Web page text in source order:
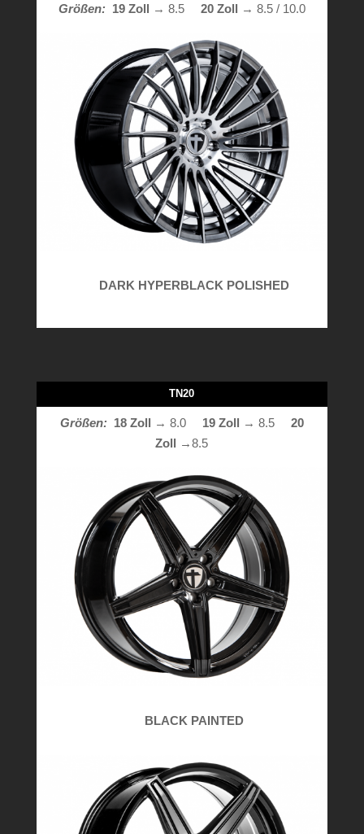
Größen: 19 Zoll → 8.5 20 Zoll → 8.5 / 10.0
DARK HYPERBLACK POLISHED
TN20
Größen: 18 Zoll → 8.0 19 Zoll → 8.5 20
Zoll →8.5
BLACK PAINTED